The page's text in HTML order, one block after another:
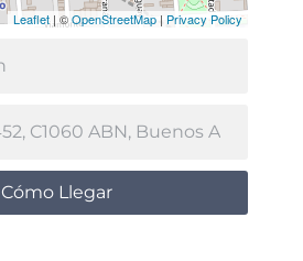
Leaflet | ©OpenStreetMap | Privacy Policy
Cómo Llegar